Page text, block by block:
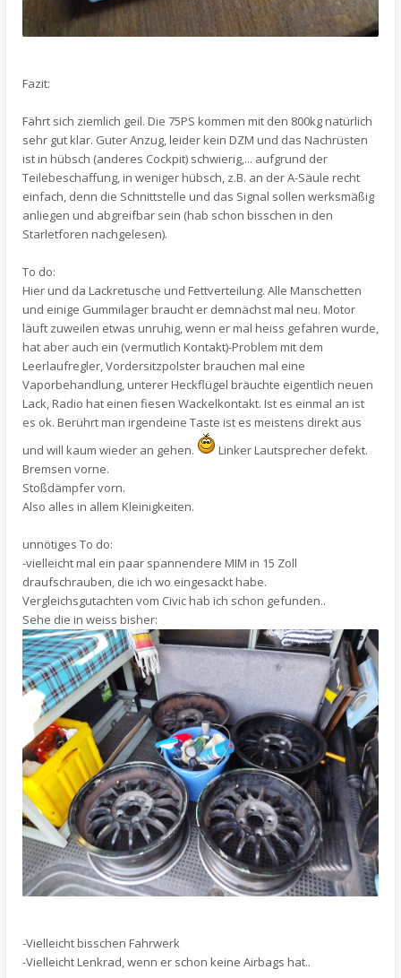
Fazit:
Fährt sich ziemlich geil. Die 75PS kommen mit den 800kg natürlich
sehr gut klar. Guter Anzug, leider kein DZM und das Nachrüsten
ist in hübsch (anderes Cockpit) schwierig,... aufgrund der
Teilebeschaffung, in weniger hübsch, z.B. an der A-Säule recht
einfach, denn die Schnittstelle und das Signal sollen werksmäßig
anliegen und abgreifbar sein (hab schon bisschen in den
Starletforen nachgelesen).
To do:
Hier und da Lackretusche und Fettverteilung. Alle Manschetten
und einige Gummilager braucht er demnächst mal neu. Motor
läuft zuweilen etwas unruhig, wenn er mal heiss gefahren wurde,
hat aber auch ein (vermutlich Kontakt)-Problem mit dem
Leerlaufregler, Vordersitzpolster brauchen mal eine
Vaporbehandlung, unterer Heckflügel bräuchte eigentlich neuen
Lack, Radio hat einen fiesen Wackelkontakt. Ist es einmal an ist
es ok. Berührt man irgendeine Taste ist es meistens direkt aus
und will kaum wieder an gehen.
Linker Lautsprecher defekt.
Bremsen vorne.
Stoßdämpfer vorn.
Also alles in allem Kleinigkeiten.
unnötiges To do:
-vielleicht mal ein paar spannendere MIM in 15 Zoll
draufschrauben, die ich wo eingesackt habe.
Vergleichsgutachten vom Civic hab ich schon gefunden..
Sehe die in weiss bisher:
-Vielleicht bisschen Fahrwerk
-Vielleicht Lenkrad, wenn er schon keine Airbags hat..